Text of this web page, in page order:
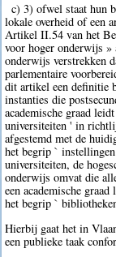
c) 3) ofwel staat hun
lokale overheid of een
Artikel II.54 van het
voor hoger onderwijs »
onderwijs verstrekken
parlementaire
dit artikel een definitie
instanties die
academische graad
universiteiten ' in
afgestemd met de
het begrip `
universiteiten, de
onderwijs omvat die
een academische
het begrip `
Hierbij gaat het in
een publieke taak